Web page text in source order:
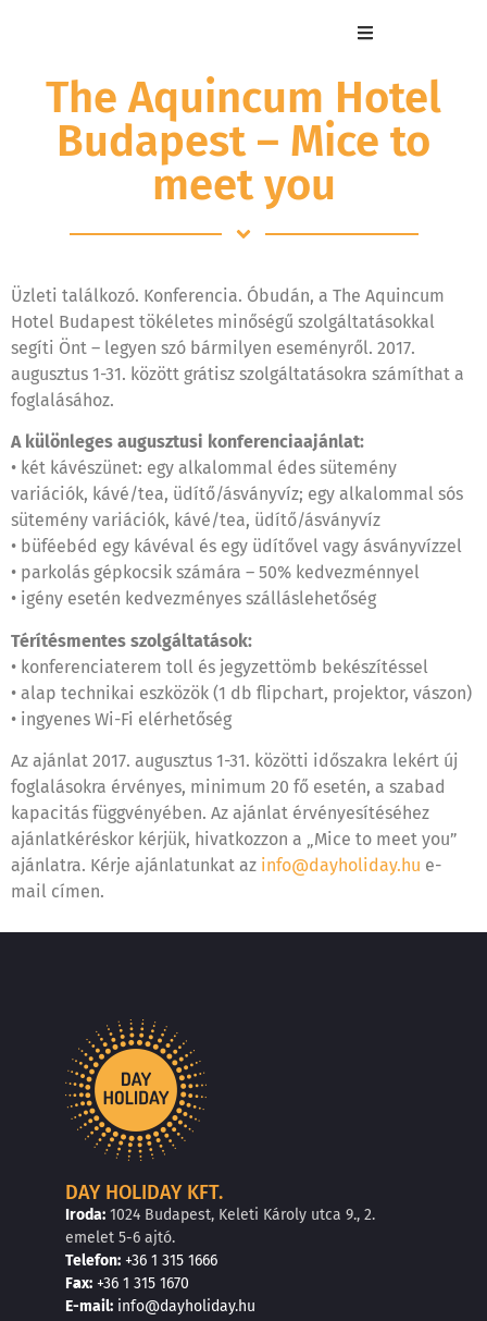
The Aquincum Hotel
Budapest – Mice to
meet you
Üzleti találkozó. Konferencia. Óbudán, a The Aquincum
Hotel Budapest tökéletes minőségű szolgáltatásokkal
segíti Önt – legyen szó bármilyen eseményről. 2017.
augusztus 1-31. között grátisz szolgáltatásokra számíthat a
foglalásához.
A különleges augusztusi konferenciaajánlat:
• két kávészünet: egy alkalommal édes sütemény
variációk, kávé/tea, üdítő/ásványvíz; egy alkalommal sós
sütemény variációk, kávé/tea, üdítő/ásványvíz
• büféebéd egy kávéval és egy üdítővel vagy ásványvízzel
• parkolás gépkocsik számára – 50% kedvezménnyel
• igény esetén kedvezményes szálláslehetőség
Térítésmentes szolgáltatások:
• konferenciaterem toll és jegyzettömb bekészítéssel
• alap technikai eszközök (1 db flipchart, projektor, vászon)
• ingyenes Wi-Fi elérhetőség
Az ajánlat 2017. augusztus 1-31. közötti időszakra lekért új
foglalásokra érvényes, minimum 20 fő esetén, a szabad
kapacitás függvényében. Az ajánlat érvényesítéséhez
ajánlatkéréskor kérjük, hivatkozzon a „Mice to meet you”
ajánlatra. Kérje ajánlatunkat az info@dayholiday.hu e-
mail címen.
DAY HOLIDAY KFT.
Iroda: 1024 Budapest, Keleti Károly utca 9., 2.
emelet 5-6 ajtó.
Telefon: +36 1 315 1666
Fax: +36 1 315 1670
E-mail: info@dayholiday.hu